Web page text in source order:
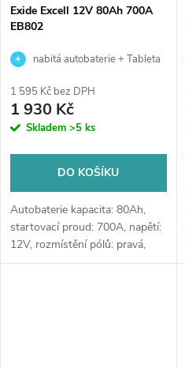
Exide Excell 12V 80Ah 700A
EB802
nabitá autobaterie + Tableta
výkup staré baterie při doručení
nebo v prodejně Jinočany
1 595 Kč bez DPH
1 930 Kč
Skladem >5 ks
DO KOŠÍKU
Autobaterie kapacita: 80Ah,
startovací proud: 700A, napětí:
12V, rozmístění pólů: pravá,
rozměry: 315 x 175 x 175,